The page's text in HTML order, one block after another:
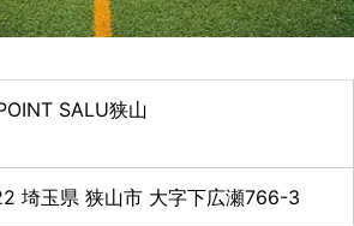
SALU狭山
埼玉県 狭山市 大字下広瀬766-3